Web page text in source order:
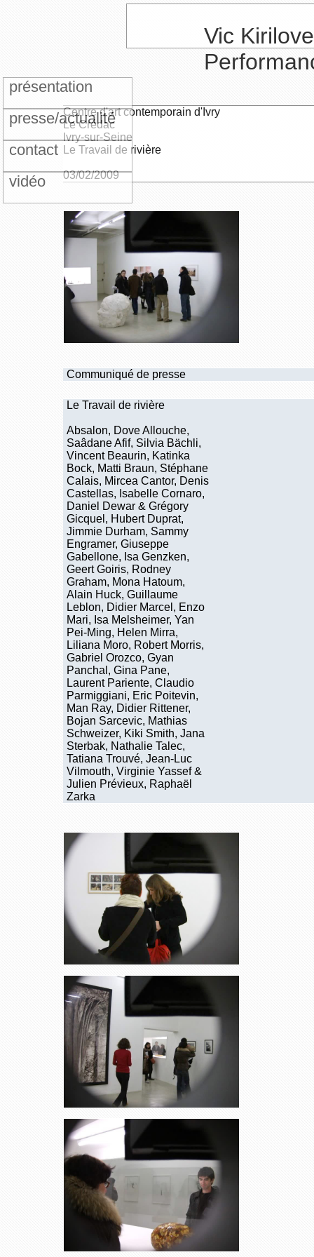
présentation
presse/actualité
contact
vidéo
Vic
Centre d'art contemporain d'Ivry
Le Crédac
Ivry-sur-Seine
Le Travail de rivière
03/02/2009
Communiqué de presse
Le Travail de rivière
Absalon, Dove Allouche,
Saâdane Afif, Silvia Bächli,
Vincent Beaurin, Katinka
Bock, Matti Braun, Stéphane
Calais, Mircea Cantor, Denis
Castellas, Isabelle Cornaro,
Daniel Dewar & Grégory
Gicquel, Hubert Duprat,
Jimmie Durham, Sammy
Engramer, Giuseppe
Gabellone, Isa Genzken,
Geert Goiris, Rodney
Graham, Mona Hatoum,
Alain Huck, Guillaume
Leblon, Didier Marcel, Enzo
Mari, Isa Melsheimer, Yan
Pei-Ming, Helen Mirra,
Liliana Moro, Robert Morris,
Gabriel Orozco, Gyan
Panchal, Gina Pane,
Laurent Pariente, Claudio
Parmiggiani, Eric Poitevin,
Man Ray, Didier Rittener,
Bojan Sarcevic, Mathias
Schweizer, Kiki Smith, Jana
Sterbak, Nathalie Talec,
Tatiana Trouvé, Jean-Luc
Vilmouth, Virginie Yassef &
Julien Prévieux, Raphaël
Zarka